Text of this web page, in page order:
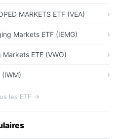
MARKETS ETF (VEA)
Markets ETF (IEMG)
ETF (VWO)
(IWM)
les ETF →